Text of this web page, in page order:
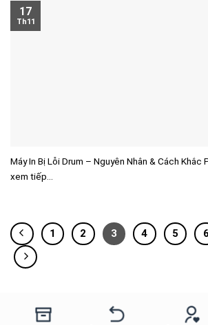
Máy In Bị Lỗi Drum – Nguyên Nhân & Cách Khắc
xem tiếp...
17
Th11
1 2 3 4 5 6